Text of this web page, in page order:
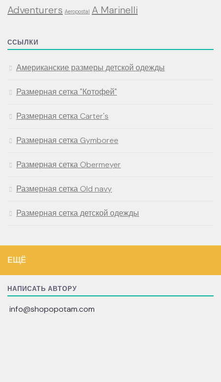
Adventurers Aeropostal A Marinelli
ССЫЛКИ
Американские размеры детской одежды
Размерная сетка "Котофей"
Размерная сетка Carter's
Размерная сетка Gymboree
Размерная сетка Obermeyer
Размерная сетка Old navy
Размерная сетка детской одежды
ЕЩЁ
НАПИСАТЬ АВТОРУ
info@shopopotam.com